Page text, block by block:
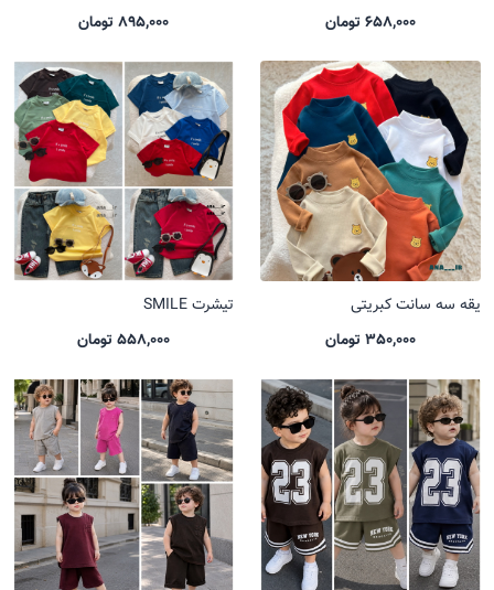
658,000 تومان
895,000 تومان
یقه سه سانت کبریتی
350,000 تومان
تیشرت SMILE
558,000 تومان